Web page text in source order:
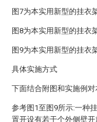
图7为本实用新型的挂衣
图8为本实用新型的挂衣
图9为本实用新型的挂衣
具体实施方式
下面结合附图和实施例对
参考图1至图9所示:一种
置开设有若干个外侧壁